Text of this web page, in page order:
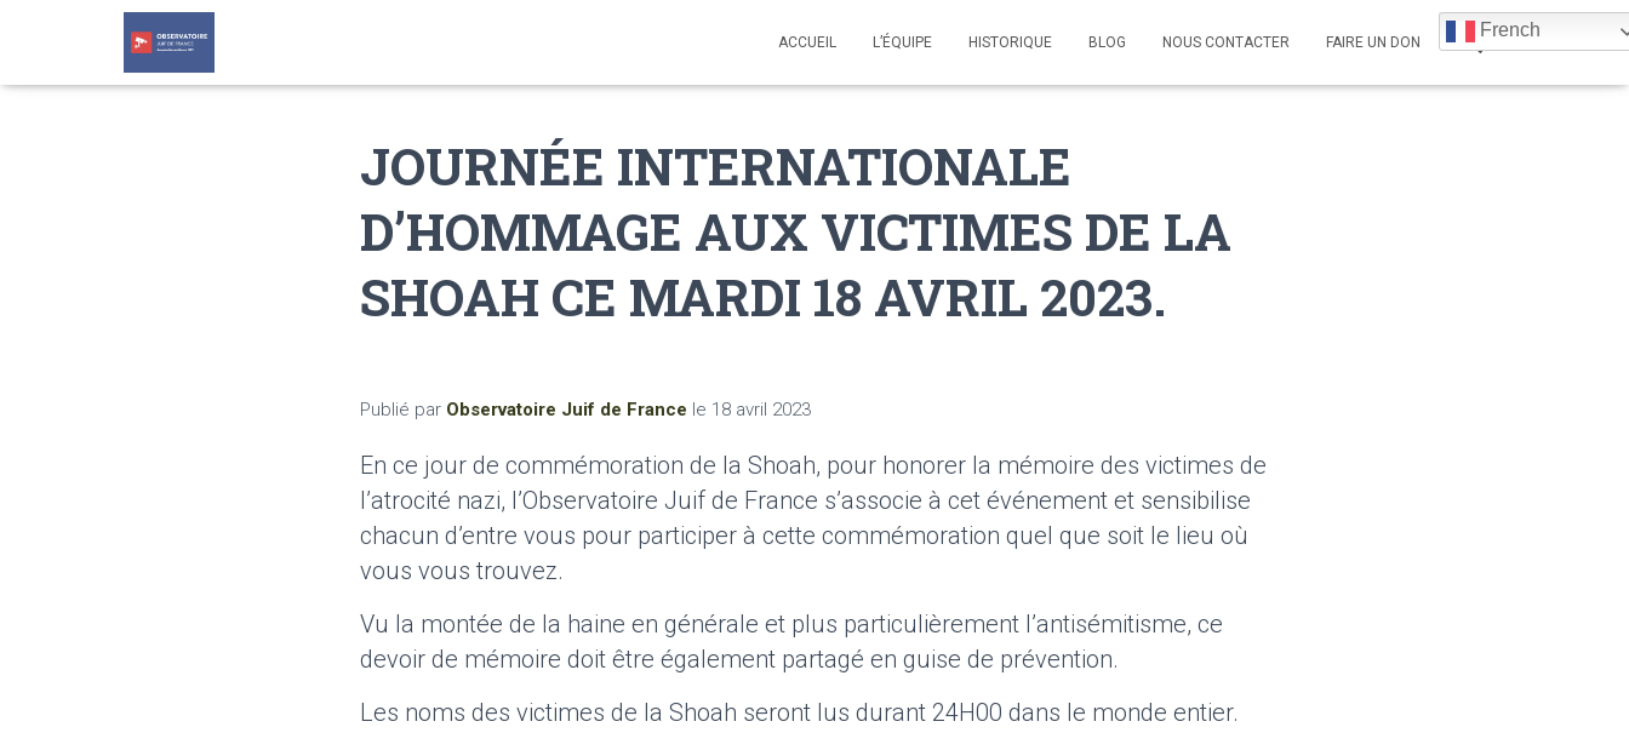
ACCUEIL L’ÉQUIPE HISTORIQUE BLOG NOUS CONTACTER FAIRE UN DON
French
JOURNÉE INTERNATIONALE
D’HOMMAGE AUX VICTIMES DE LA
SHOAH CE MARDI 18 AVRIL 2023.
Publié par Observatoire Juif de France le 18 avril 2023
En ce jour de commémoration de la Shoah, pour honorer la mémoire des victimes de
l’atrocité nazi, l’Observatoire Juif de France s’associe à cet événement et sensibilise
chacun d’entre vous pour participer à cette commémoration quel que soit le lieu où
vous vous trouvez.
Vu la montée de la haine en générale et plus particulièrement l’antisémitisme, ce
devoir de mémoire doit être également partagé en guise de prévention.
Les noms des victimes de la Shoah seront lus durant 24H00 dans le monde entier.